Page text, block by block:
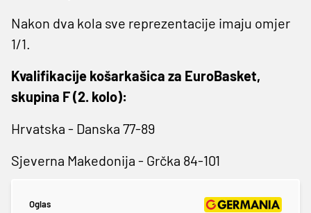
Nakon dva kola sve reprezentacije imaju omjer
1/1.
Kvalifikacije košarkašica za EuroBasket,
skupina F (2. kolo):
Hrvatska - Danska 77-89
Sjeverna Makedonija - Grčka 84-101
Oglas